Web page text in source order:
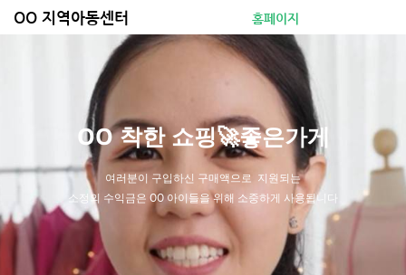
OO 지역아동센터 홈페이지
OO 착한 쇼핑🚀좋은가게
여러분이 구입하신 구매액으로 지원되는
소정의 수익금은 OO 아이들을 위해 소중하게 사용됩니다